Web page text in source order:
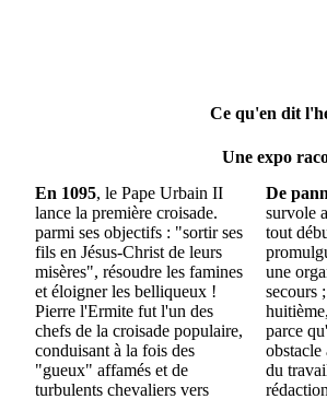
Ce qu'en dit
Une expo
En 1095, le Pape Urbain II
lance la première croisade.
parmi ses objectifs : "sortir ses
fils en Jésus-Christ de leurs
misères", résoudre les famines
et éloigner les belliqueux !
Pierre l'Ermite fut l'un des
chefs de la croisade populaire,
conduisant à la fois des
"gueux" affamés et de
turbulents chevaliers vers
De
survole
tout
une
secours
parce
du